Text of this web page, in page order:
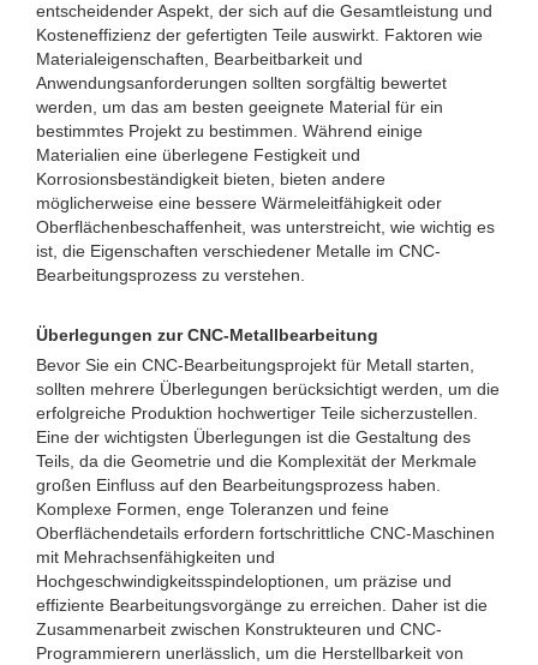
entscheidender Aspekt, der sich auf die Gesamtleistung und
Kosteneffizienz der gefertigten Teile auswirkt. Faktoren wie
Materialeigenschaften, Bearbeitbarkeit und
Anwendungsanforderungen sollten sorgfältig bewertet
werden, um das am besten geeignete Material für ein
bestimmtes Projekt zu bestimmen. Während einige
Materialien eine überlegene Festigkeit und
Korrosionsbeständigkeit bieten, bieten andere
möglicherweise eine bessere Wärmeleitfähigkeit oder
Oberflächenbeschaffenheit, was unterstreicht, wie wichtig es
ist, die Eigenschaften verschiedener Metalle im CNC-
Bearbeitungsprozess zu verstehen.
Überlegungen zur CNC-Metallbearbeitung
Bevor Sie ein CNC-Bearbeitungsprojekt für Metall starten,
sollten mehrere Überlegungen berücksichtigt werden, um die
erfolgreiche Produktion hochwertiger Teile sicherzustellen.
Eine der wichtigsten Überlegungen ist die Gestaltung des
Teils, da die Geometrie und die Komplexität der Merkmale
großen Einfluss auf den Bearbeitungsprozess haben.
Komplexe Formen, enge Toleranzen und feine
Oberflächendetails erfordern fortschrittliche CNC-Maschinen
mit Mehrachsenfähigkeiten und
Hochgeschwindigkeitsspindeloptionen, um präzise und
effiziente Bearbeitungsvorgänge zu erreichen. Daher ist die
Zusammenarbeit zwischen Konstrukteuren und CNC-
Programmierern unerlässlich, um die Herstellbarkeit von